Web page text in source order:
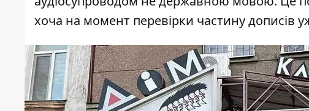
хоча на момент перевірки частину дописів